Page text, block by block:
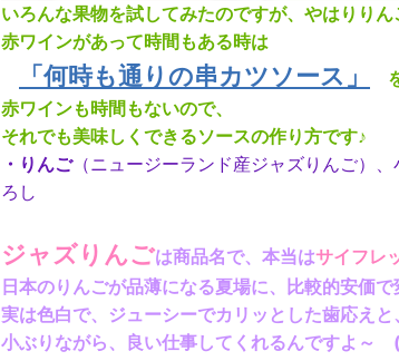
いろんな果物を試してみたのですが、やはりりん
赤ワインがあって時間もある時は
「何時も通りの串カツソース」
赤ワインも時間もないので、
それでも美味しくできるソースの作り方です♪
・りんご（ニュージーランド産ジャズりんご
ろし
ジャズりんごは商品名で、本当はサイフレ
日本のりんごが品薄になる夏場に、比較的安価
実は色白で、ジューシーでカリッとした歯応え
小ぶりながら、良い仕事してくれるんですよ